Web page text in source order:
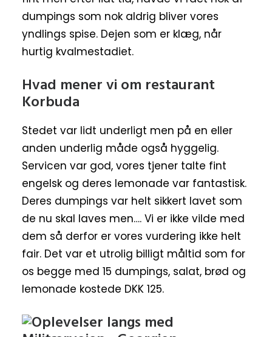
dumpings som nok aldrig bliver vores
yndlings spise. Dejen som er klæg, når
hurtig kvalmestadiet.
Hvad mener vi om restaurant
Korbuda
Stedet var lidt underligt men på en eller
anden underlig måde også hyggelig.
Servicen var god, vores tjener talte fint
engelsk og deres lemonade var fantastisk.
Deres dumpings var helt sikkert lavet som
de nu skal laves men…. Vi er ikke vilde med
dem så derfor er vores vurdering ikke helt
fair. Det var et utrolig billigt måltid som for
os begge med 15 dumpings, salat, brød og
lemonade kostede DKK 125.